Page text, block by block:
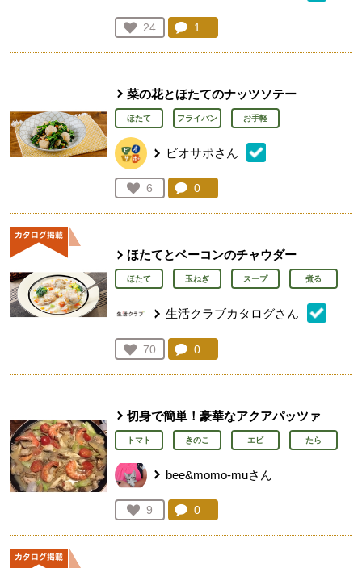
お気に入り登録：
24
人が登録
コメント：
1
菜の花とほたてのナッツソテー
ほたて フライパン お手軽
ビオサポさん
お気に入り登録：
6
人が登録
コメント：
0
ほたてとベーコンのチャウダー
ほたて 玉ねぎ スープ 煮る
生活クラブカタログさん
お気に入り登録：
70
人が登録
コメント：
0
切身で簡単！豪華なアクアパッツァ
トマト きのこ エビ たら
bee&momo-muさん
お気に入り登録：
9
人が登録
コメント：
0